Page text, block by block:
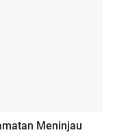
Meninjau